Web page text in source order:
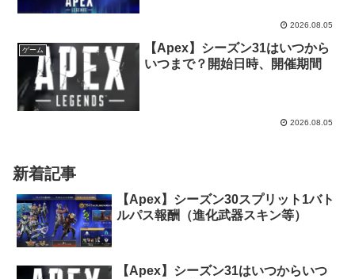
2026.08.05
ゲーム
【Apex】シーズン31はいつから
いつまで？開始日時、開催期間
2026.08.05
新着記事
【Apex】シーズン30スプリット1バト
ルパス報酬（進化武器スキン等）
【Apex】シーズン31はいつからいつ